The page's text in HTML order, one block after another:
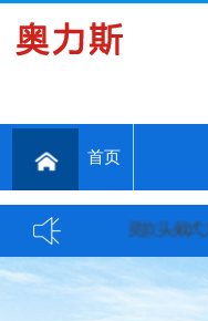
首页
万能胶厂 山灵款头戴式大耳